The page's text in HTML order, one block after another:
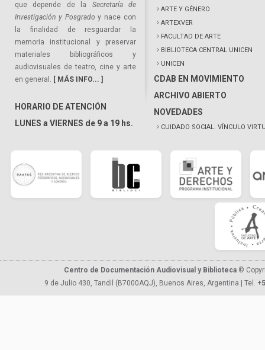
que depende de la Secretaría de
Investigación y Posgrado y nace con
la finalidad de resguardar la
memoria institucional y preservar
materiales bibliográficos y
audiovisuales de teatro, cine y arte
en general. [ MÁS INFO... ]
HORARIO DE ATENCIÓN
LUNES a VIERNES de 9 a 19 hs.
ARTE Y GÉNERO
ARTEXVER
FACULTAD DE ARTE
BIBLIOTECA CENTRAL UNICEN
UNICEN
CDAB EN MOVIMIENTO
ARCHIVO ABIERTO
NOVEDADES
CUIDADO SOCIAL. VÍNCULO
Centro de Documentación Audiovisual y Biblioteca ©
9 de Julio 430, Tandil (B7000AQJ), Buenos Aires, Argentina | Tel.